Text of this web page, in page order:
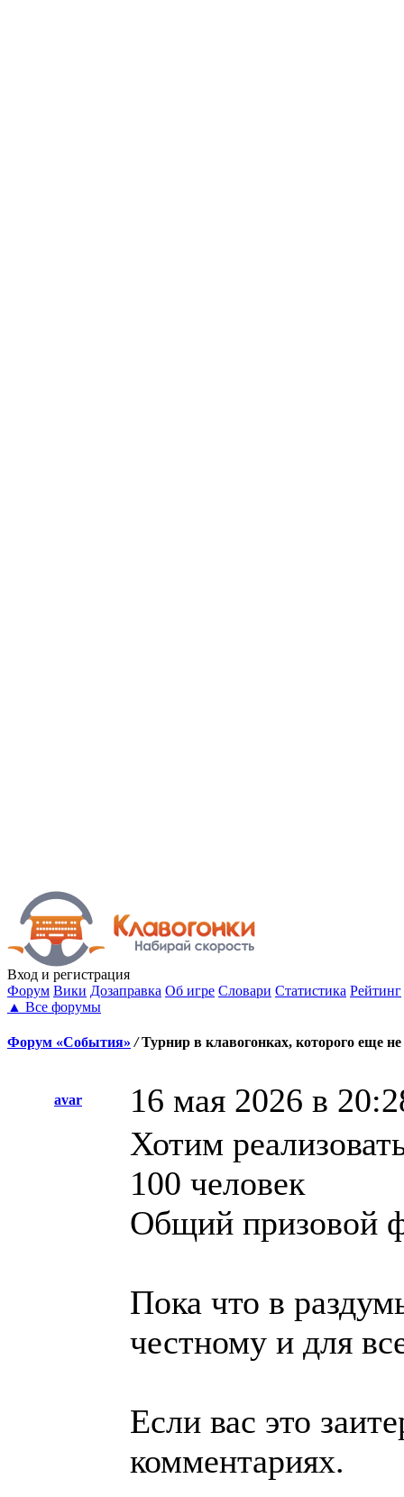
Вход и регистрация
Форум Вики Дозаправка Об игре Словари Статистика Рейтинг
▲ Все форумы
Форум «События» / Турнир в клавогонках, которого еще
avar 16 мая 2026 в
Хотим
100 человек
Общий призовой
Пока что в
честному и для
Если вас это
комментариях.